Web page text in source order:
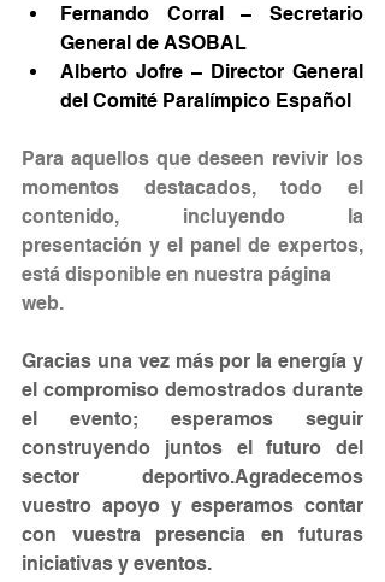
Fernando Corral – Secretario
General de ASOBAL
Alberto Jofre – Director General
del Comité Paralímpico Español
Para aquellos que deseen revivir los
momentos destacados, todo el
contenido, incluyendo la
presentación y el panel de expertos,
está disponible en nuestra página
web.
Gracias una vez más por la energía y
el compromiso demostrados durante
el evento; esperamos seguir
construyendo juntos el futuro del
sector deportivo.Agradecemos
vuestro apoyo y esperamos contar
con vuestra presencia en futuras
iniciativas y eventos.